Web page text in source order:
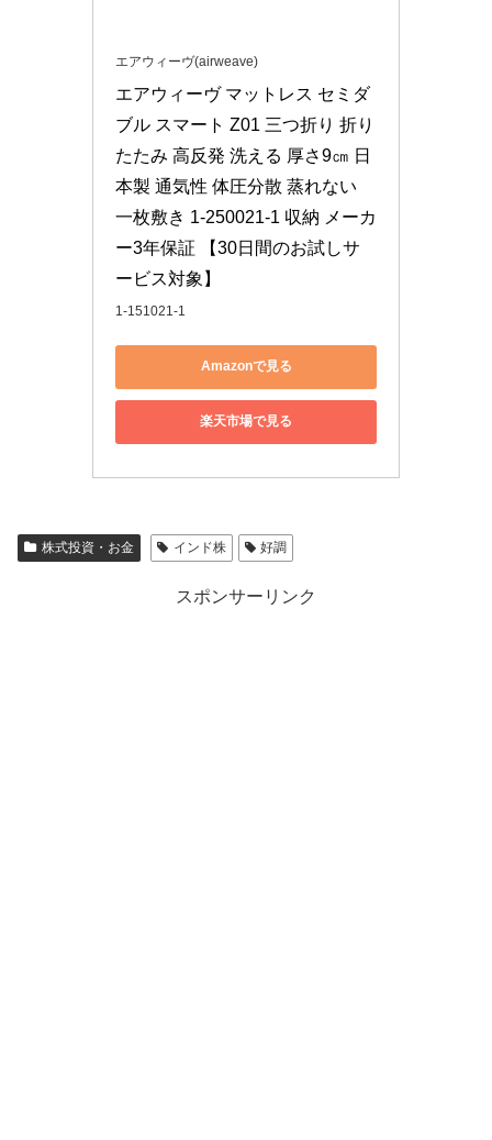
エアウィーヴ(airweave)
エアウィーヴ マットレス セミダ
ブル スマート Z01 三つ折り 折り
たたみ 高反発 洗える 厚さ9㎝ 日
本製 通気性 体圧分散 蒸れない
一枚敷き 1-250021-1 収納 メーカ
ー3年保証 【30日間のお試しサ
ービス対象】
1-151021-1
Amazonで見る
楽天市場で見る
株式投資・お金 インド株 好調
スポンサーリンク